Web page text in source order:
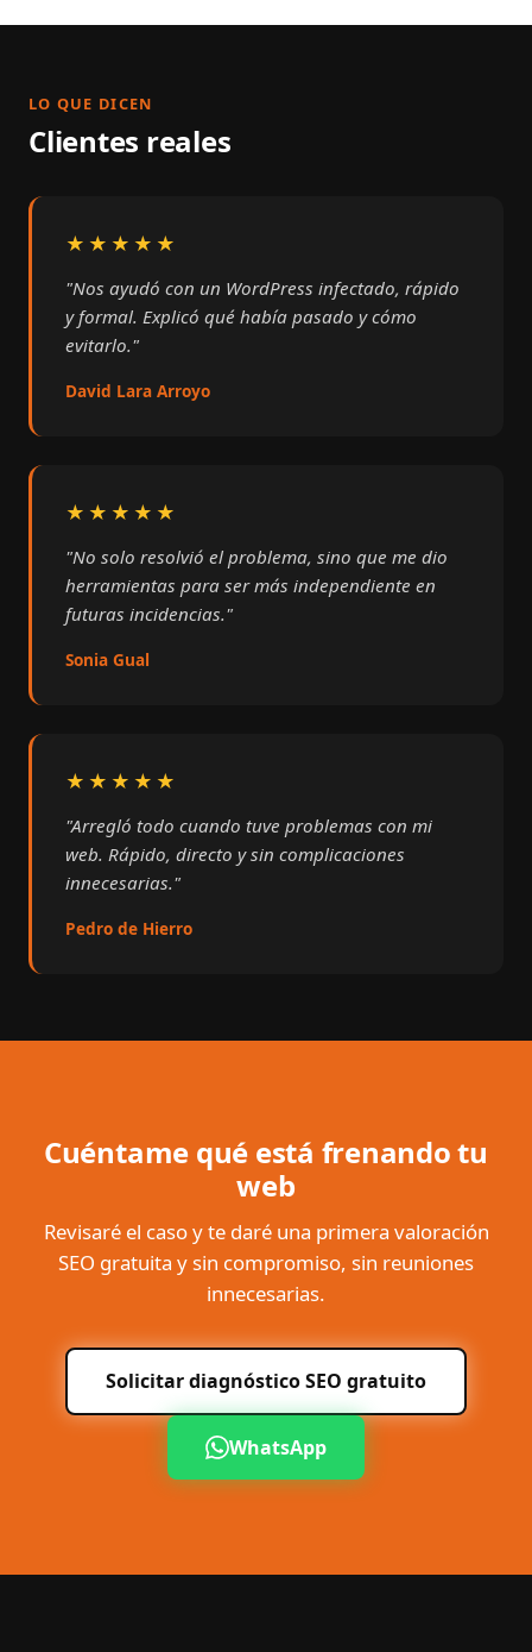
LO QUE DICEN
Clientes reales
★★★★★
"Nos ayudó con un WordPress infectado, rápido
y formal. Explicó qué había pasado y cómo
evitarlo."
David Lara Arroyo
★★★★★
"No solo resolvió el problema, sino que me dio
herramientas para ser más independiente en
futuras incidencias."
Sonia Gual
★★★★★
"Arregló todo cuando tuve problemas con mi
web. Rápido, directo y sin complicaciones
innecesarias."
Pedro de Hierro
Cuéntame qué está frenando tu
web
Revisaré el caso y te daré una primera valoración
SEO gratuita y sin compromiso, sin reuniones
innecesarias.
Solicitar diagnóstico SEO gratuito
WhatsApp